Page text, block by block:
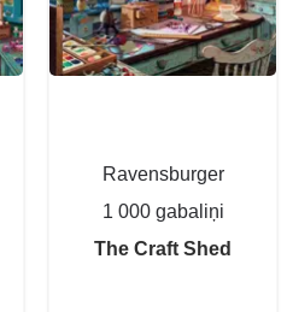
Ravensburger
1 000 gabaliņi
The Craft Shed